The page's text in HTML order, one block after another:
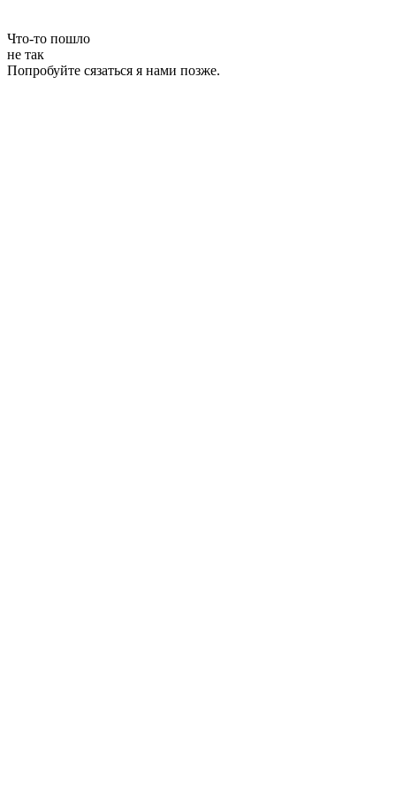
Что-то пошло
не так
Попробуйте сязаться я нами позже.